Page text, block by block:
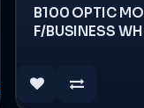
B100 OPTIC
F/BUSINESS